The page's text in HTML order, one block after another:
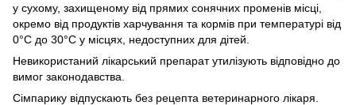
у сухому, захищеному від прямих сонячних променів місці,
окремо від продуктів харчування та кормів при температурі від
0°C до 30°C у місцях, недоступних для дітей.
Невикористаний лікарський препарат утилізують відповідно до
вимог законодавства.
Сімпарику відпускають без рецепта ветеринарного лікаря.